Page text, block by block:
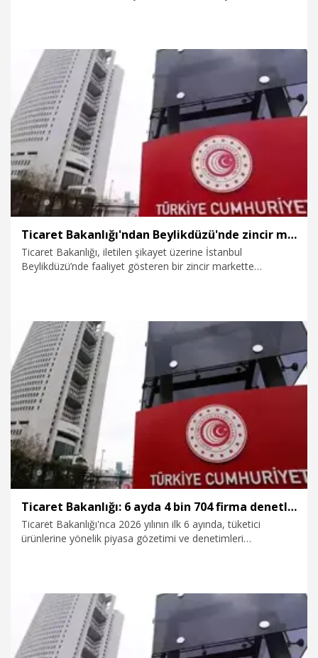
28.07.2026 Ekonomi
Ticaret Bakanlığı'ndan Beylikdüzü'nde zincir markette yapılan denetime ilişkin açıklama
Ticaret Bakanlığı, iletilen şikayet üzerine İstanbul
Beylikdüzü’nde faaliyet gösteren bir zincir markette
23.07.2026 Politika
Ticaret Bakanlığı: 6 ayda 4 bin 704 firma denetlendi
Ticaret Bakanlığı'nca 2026 yılının ilk 6 ayında, tüketici
ürünlerine yönelik piyasa gözetimi ve denetimleri
21.07.2026 Ekonomi